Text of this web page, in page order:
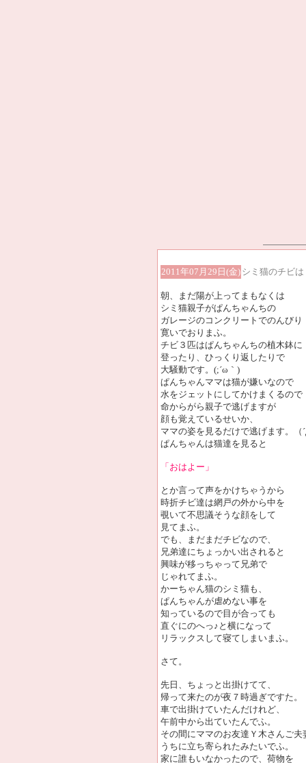
2011年07月29日(金) シミ猫のチビ
朝、まだ陽が上ってまもなくは
シミ猫親子がぱんちゃんちの
ガレージのコンクリートでのんびり
寛いでおりまふ。
チビ３匹はぱんちゃんちの植木鉢に
登ったり、ひっくり返したりで
大騒動です。(;´ω｀)
ぱんちゃんママは猫が嫌いなので
水をジェットにしてかけまくるので
命からがら親子で逃げますが
顔も覚えているせいか、
ママの姿を見るだけで逃げます。（
ぱんちゃんは猫達を見ると
「おはよー」
とか言って声をかけちゃうから
時折チビ達は網戸の外から中を
覗いて不思議そうな顔をして
見てまふ。
でも、まだまだチビなので、
兄弟達にちょっかい出されると
興味が移っちゃって兄弟で
じゃれてまふ。
かーちゃん猫のシミ猫も、
ぱんちゃんが虐めない事を
知っているので目が合っても
直ぐにのへっ♪と横になって
リラックスして寝てしまいまふ。
さて。
先日、ちょっと出掛けてて、
帰って来たのが夜７時過ぎですた。
車で出掛けていたんだけれど、
午前中から出ていたんでふ。
その間にママのお友達Ｙ木さんご夫
うちに立ち寄られたみたいでふ。
家に誰もいなかったので、荷物を